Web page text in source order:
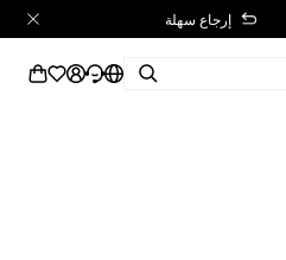
إرجاع سهلة